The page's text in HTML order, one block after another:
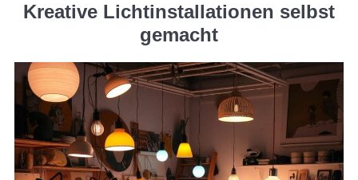
Kreative Lichtinstallationen selbst
gemacht